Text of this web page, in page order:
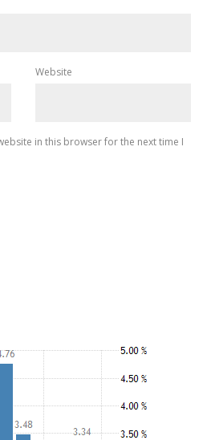
Website
in this browser for the next time I